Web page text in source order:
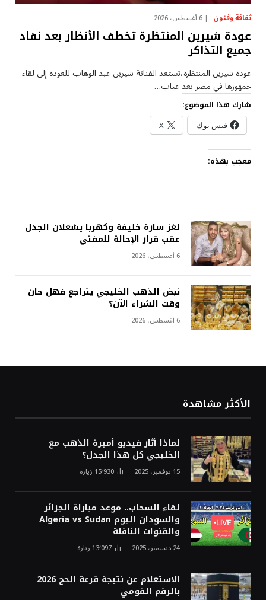
ثقافة وفنون 6 أغسطس، 2026
عودة شيرين المنتظرة تخطف الأنظار بعد نفاد
جميع التذاكر
عودة شيرين المنتظرة،تستعد الفنانة شيرين عبد الوهاب للعودة إلى لقاء
جمهورها في مصر بعد غياب…
شارك هذا الموضوع:
فيس بوك X
معجب بهذه:
لغز سارة خليفة وكهربا يشعلان الجدل
عقب قرار الإحالة للمفتي
6 أغسطس، 2026
نبض الذهب الخليجي يتراجع فهل حان
وقت الشراء الآن؟
6 أغسطس، 2026
الأكثر مشاهدة
لماذا أثار فيديو أميرة الذهب مع
الخليجي كل هذا الجدل؟
15 نوفمبر، 2025 15٬930 زيارة
لقاء السحاب.. موعد مباراة الجزائر
والسودان اليوم Algeria vs Sudan
والقنوات الناقلة
24 ديسمبر، 2025 13٬097 زيارة
الاستعلام عن نتيجة قرعة الحج 2026
بالرقم القومي